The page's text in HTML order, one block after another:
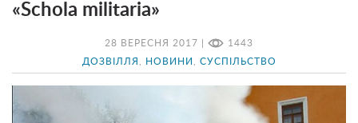
28 ВЕРЕСНЯ 2017 | 1443
ДОЗВІЛЛЯ НОВИНИ СУСПІЛЬСТВО
«Schola militaria»